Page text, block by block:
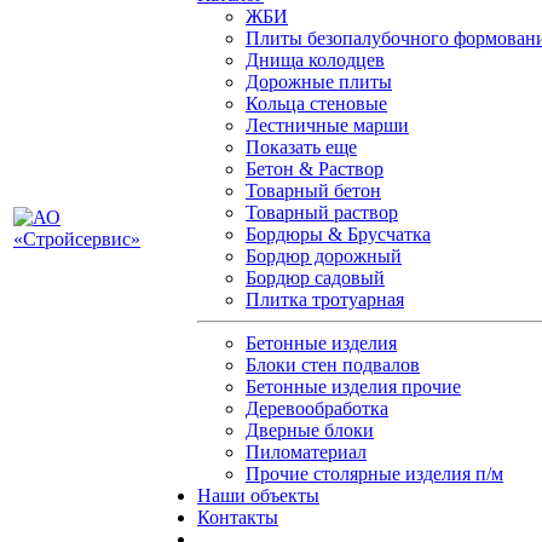
ЖБИ
Плиты безопалубочного
Днища колодцев
Дорожные плиты
Кольца стеновые
Лестничные марши
Показать еще
Бетон & Раствор
Товарный бетон
Товарный раствор
Бордюры & Брусчатка
Бордюр дорожный
Бордюр садовый
Плитка тротуарная
Бетонные изделия
Блоки стен подвалов
Бетонные изделия прочие
Деревообработка
Дверные блоки
Пиломатериал
Прочие столярные изделия п/м
Наши объекты
Контакты